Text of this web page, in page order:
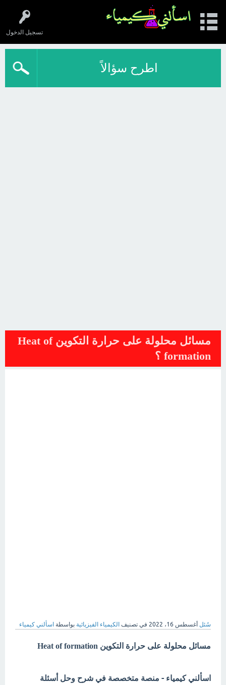
تسجيل الدخول
اطرح سؤالاً
مسائل محلولة على حرارة التكوين Heat of
formation ؟
سُئل أغسطس 16، 2022 في تصنيف الكيمياء الفيزيائية بواسطة اسألني كيمياء
مسائل محلولة على حرارة التكوين Heat of formation
اسألني كيمياء - منصة متخصصة في شرح وحل أسئلة